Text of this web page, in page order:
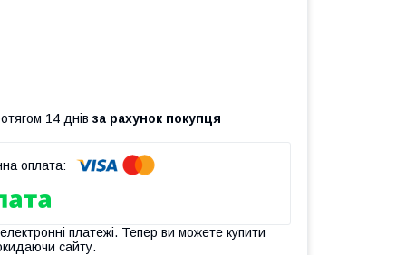
14 днів за рахунок покупця
платежі. Тепер ви можете купити
сайту.